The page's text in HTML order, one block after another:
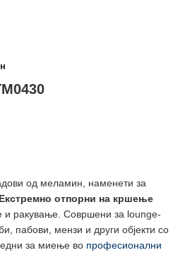
од меламин, наменети за
Екстремно отпорни на кршење
и ракување. Совршени за lounge-
пабови, мензи и други објекти со
за миење во професионални